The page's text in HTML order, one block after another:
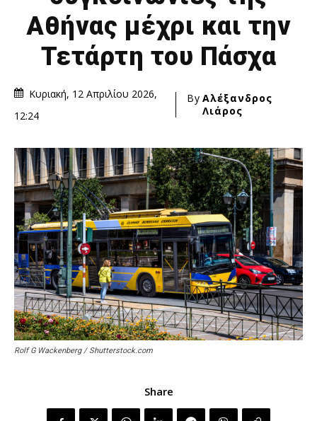
Αθήνας μέχρι και την
Τετάρτη του Πάσχα
Κυριακή, 12 Απριλίου 2026,
12:24
By Αλέξανδρος
Λιάρος
Rolf G Wackenberg / Shutterstock.com
Share